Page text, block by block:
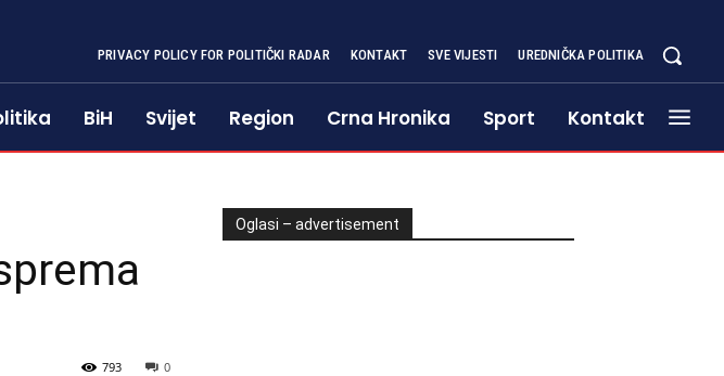
PRIVACY POLICY FOR POLITIČKI RADAR KONTAKT SVE VIJESTI UREDNIČKA POLITIKA
BiH Svijet Region Crna Hronika Sport Kontakt
0
793
Oglasi – advertisement